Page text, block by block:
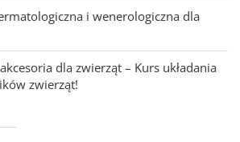
i wenerologiczna dla
dla zwierząt – Kurs układania
zwierząt!